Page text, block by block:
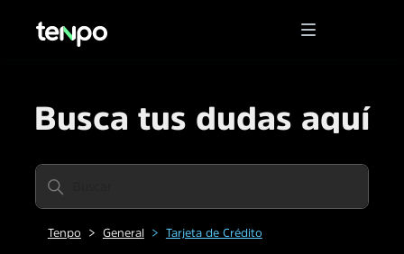
Busca tus dudas aquí
Tenpo General Tarjeta de Crédito